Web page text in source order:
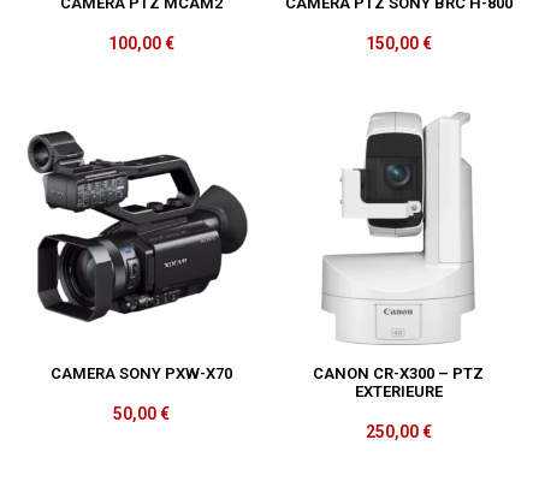
100,00€ 150,00€
CAMERA SONY PXW-X70
50,00€
CANON CR-X300 – PTZ
EXTERIEURE
250,00€